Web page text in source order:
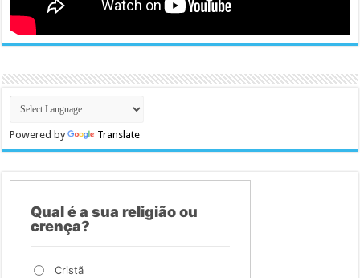
Powered by Translate
Qual é a sua religião ou
crença?
Cristã